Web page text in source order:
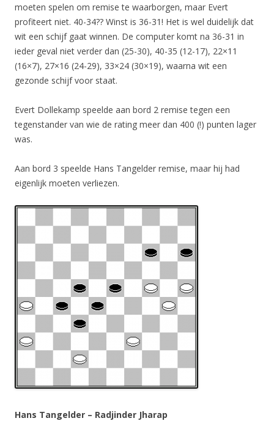
moeten spelen om remise te waarborgen, maar Evert
profiteert niet. 40-34?? Winst is 36-31! Het is wel duidelijk dat
wit een schijf gaat winnen. De computer komt na 36-31 in
ieder geval niet verder dan (25-30), 40-35 (12-17), 22×11
(16×7), 27×16 (24-29), 33×24 (30×19), waarna wit een
gezonde schijf voor staat.
Evert Dollekamp speelde aan bord 2 remise tegen een
tegenstander van wie de rating meer dan 400 (!) punten lager
was.
Aan bord 3 speelde Hans Tangelder remise, maar hij had
eigenlijk moeten verliezen.
Hans Tangelder – Radjinder Jharap